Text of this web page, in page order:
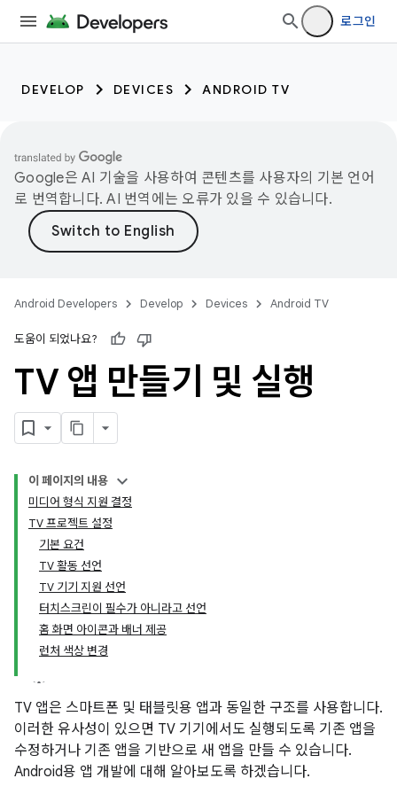
로그인
DEVELOP DEVICES ANDROID TV
Google은 AI 기술을 사용하여 콘텐츠를 사용자의 기본 언어
로 번역합니다. AI 번역에는 오류가 있을 수 있습니다.
Android Developers Develop Devices Android TV
도움이 되었나요?
TV 앱 만들기 및 실행
이 페이지의 내용
미디어 형식 지원 결정
TV 프로젝트 설정
기본 요건
TV 활동 선언
TV 기기 지원 선언
터치스크린이 필수가 아니라고 선언
홈 화면 아이콘과 배너 제공
런처 색상 변경
TV 앱은 스마트폰 및 태블릿용 앱과 동일한 구조를 사용합니다.
이러한 유사성이 있으면 TV 기기에서도 실행되도록 기존 앱을
수정하거나 기존 앱을 기반으로 새 앱을 만들 수 있습니다.
Android용 앱 개발에 대해 알아보도록 하겠습니다.